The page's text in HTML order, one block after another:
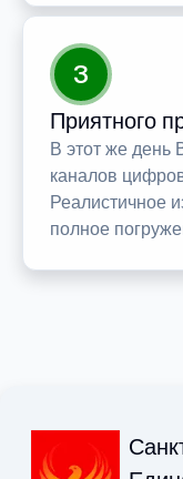
3
Приятного
В этот же день
каналов
Реалистичное
полное